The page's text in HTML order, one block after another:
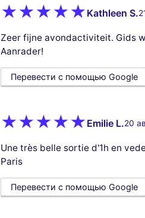
Kathleen S.
Zeer fijne avondactiviteit. Gids
Aanrader!
Перевести с помощью Google
Emilie L.20
Une très belle sortie d'1h en
Paris
Перевести с помощью Google